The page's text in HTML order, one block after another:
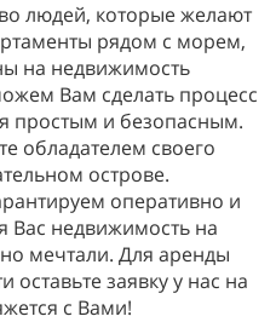
людей, которые желают
рядом с морем,
на недвижимость
Вам сделать процесс
простым и безопасным.
обладателем своего
острове.
оперативно и
Вас недвижимость на
мечтали. Для аренды
заявку у нас на
с Вами!